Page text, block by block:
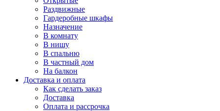
Раздвижные
Гардеробные шкафы
Назначение
В комнату
В нишу
В спальню
В частный дом
На балкон
Доставка и оплата
Как сделать заказ
Доставка
Оплата и рассрочка